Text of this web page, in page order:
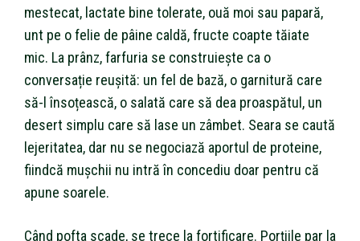
mestecat, lactate bine tolerate, ouă moi sau papară,
unt pe o felie de pâine caldă, fructe coapte tăiate
mic. La prânz, farfuria se construiește ca o
conversație reușită: un fel de bază, o garnitură care
să-l însoțească, o salată care să dea proaspătul, un
desert simplu care să lase un zâmbet. Seara se caută
lejeritatea, dar nu se negociază aportul de proteine,
fiindcă mușchii nu intră în concediu doar pentru că
apune soarele.
Când pofta scade, se trece la fortificare. Porțiile par la